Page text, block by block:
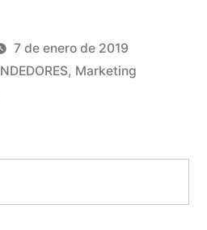
7 de enero de 2019
, Marketing